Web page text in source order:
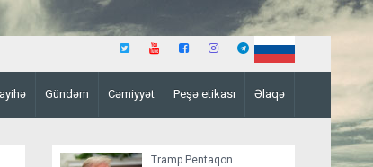
Gündəm Cəmiyyət Peşə etikası Əlaqə
Tramp Pentaqon